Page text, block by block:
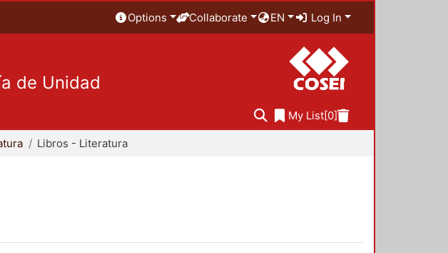
Options Collaborate EN Log In
de Unidad
My List[0]
Libros - Literatura